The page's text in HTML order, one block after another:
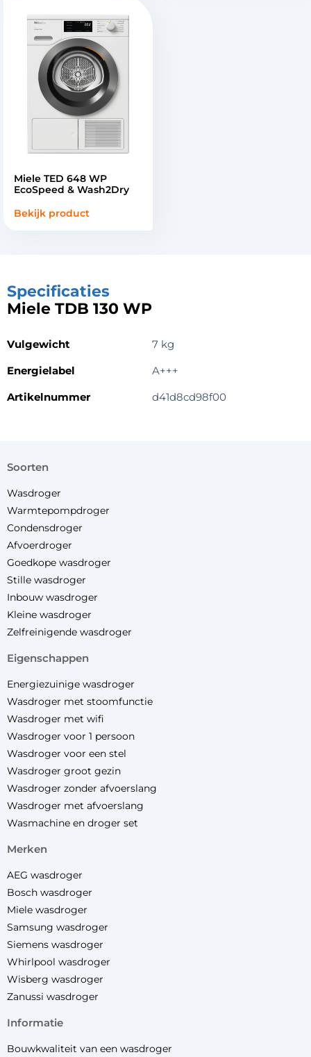
Miele TED 648 WP
EcoSpeed & Wash2Dry
Bekijk product
Specificaties
Miele TDB 130 WP
Vulgewicht
7 kg
Energielabel
A+++
Artikelnummer
d41d8cd98f00
soorten
Wasdroger
Warmtepompdroger
Condensdroger
Afvoerdroger
Goedkope wasdroger
Stille wasdroger
Inbouw wasdroger
Kleine wasdroger
Zelfreinigende wasdroger
eigenschappen
Energiezuinige wasdroger
Wasdroger met stoomfunctie
Wasdroger met wifi
Wasdroger voor 1 persoon
Wasdroger voor een stel
Wasdroger groot gezin
Wasdroger zonder afvoerslang
Wasdroger met afvoerslang
Wasmachine en droger set
merken
AEG wasdroger
Bosch wasdroger
Miele wasdroger
Samsung wasdroger
Siemens wasdroger
Whirlpool wasdroger
Wisberg wasdroger
Zanussi wasdroger
informatie
Bouwkwaliteit van een wasdroger